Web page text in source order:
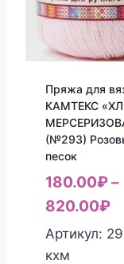
Пряжа для
КАМТЕКС
(№293)
песок
180.00₽–
820.00₽
Артикул:
кхм